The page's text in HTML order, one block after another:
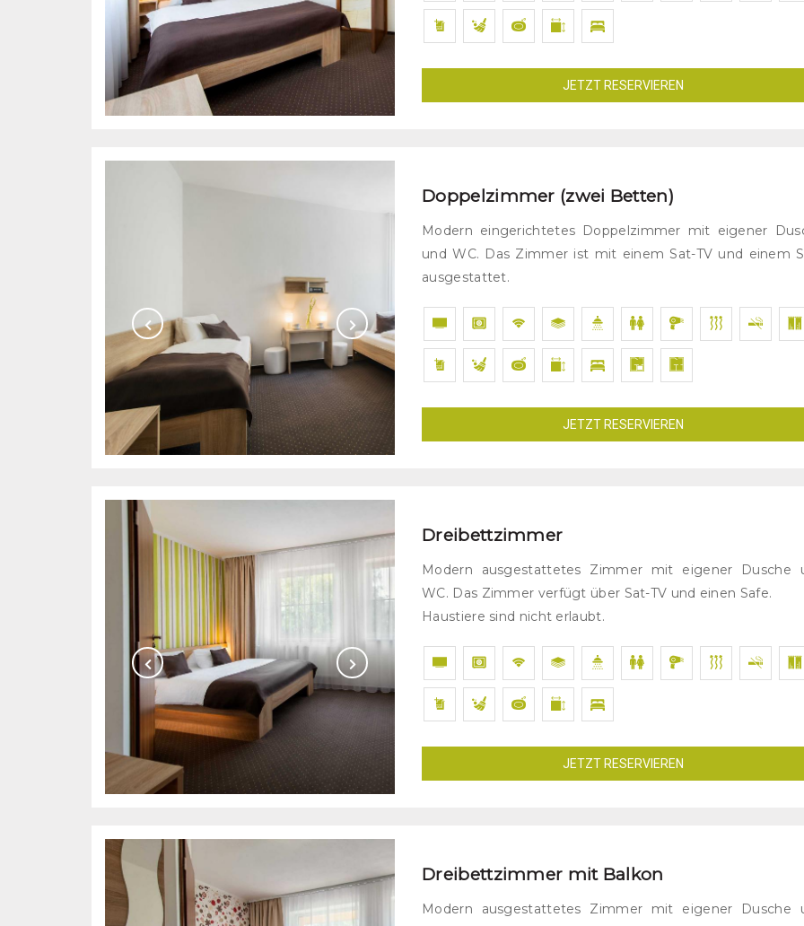
JETZT RESERVIEREN
Doppelzimmer (zwei Betten)
Modern eingerichtetes Doppelzimmer mit eigener
und WC. Das Zimmer ist mit einem Sat-TV und einem
ausgestattet.
JETZT RESERVIEREN
Dreibettzimmer
Modern ausgestattetes Zimmer mit eigener Dusche
WC. Das Zimmer verfügt über Sat-TV und einen Safe.
Haustiere sind nicht erlaubt.
JETZT RESERVIEREN
Dreibettzimmer mit Balkon
Modern ausgestattetes Zimmer mit eigener Dusche